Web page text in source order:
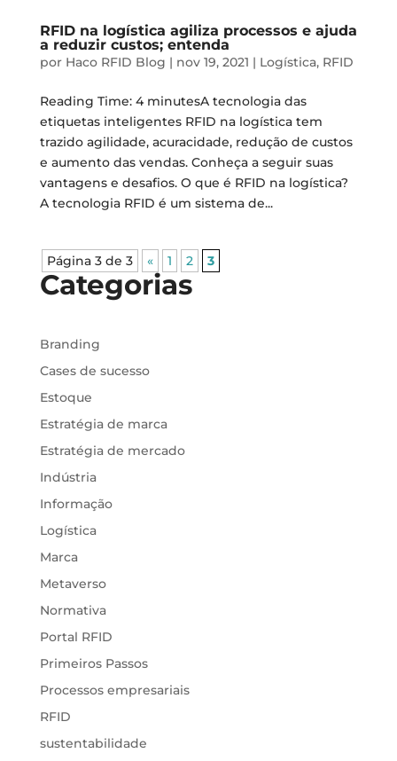
RFID na logística agiliza processos e ajuda
a reduzir custos; entenda
por Haco RFID Blog | nov 19, 2021 | Logística, RFID
Reading Time: 4 minutesA tecnologia das
etiquetas inteligentes RFID na logística tem
trazido agilidade, acuracidade, redução de custos
e aumento das vendas. Conheça a seguir suas
vantagens e desafios. O que é RFID na logística?
A tecnologia RFID é um sistema de...
Página 3 de 3 « 1 2 3
Categorias
Branding
Cases de sucesso
Estoque
Estratégia de marca
Estratégia de mercado
Indústria
Informação
Logística
Marca
Metaverso
Normativa
Portal RFID
Primeiros Passos
Processos empresariais
RFID
sustentabilidade